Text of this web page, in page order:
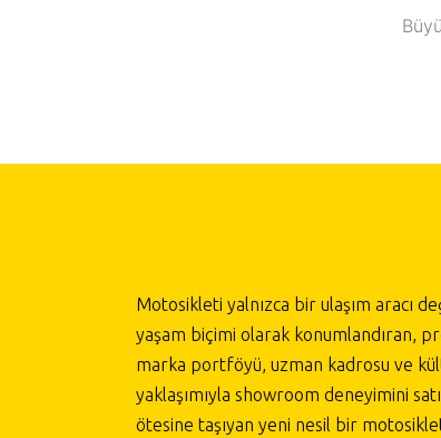
Motosikleti yalnızca bir ulaşım aracı
yaşam biçimi olarak konumlandıran,
marka portföyü, uzman kadrosu ve
yaklaşımıyla showroom deneyimini
ötesine taşıyan yeni nesil bir